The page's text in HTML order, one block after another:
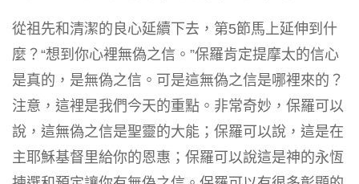
從祖先和清潔的良心延續下去，第5節馬上延伸到什
麼？“想到你心裡無偽之信。”保羅肯定提摩太的信心
是真的，是無偽之信。可是這無偽之信是哪裡來的？
注意，這裡是我們今天的重點。非常奇妙，保羅可以
說，這無偽之信是聖靈的大能；保羅可以說，這是在
主耶穌基督里給你的恩惠；保羅可以說這是神的永恆